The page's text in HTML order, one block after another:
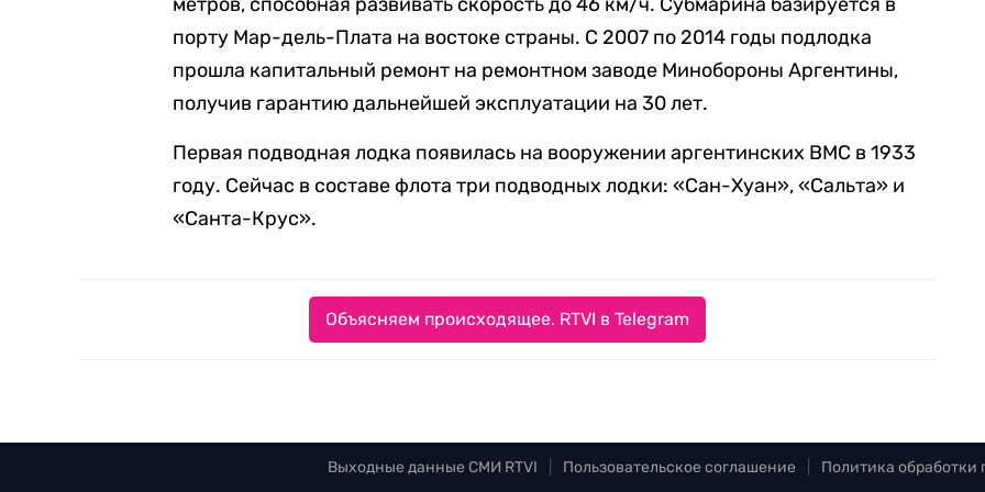
порту Мар-дель-Плата на востоке страны. С 2007 по 2014 годы подлодка
прошла капитальный ремонт на ремонтном заводе Минобороны Аргентины,
получив гарантию дальнейшей эксплуатации на 30 лет.
Первая подводная лодка появилась на вооружении аргентинских ВМС в 1933
году. Сейчас в составе флота три подводных лодки: «Сан-Хуан», «Сальта» и
«Санта-Крус».
Объясняем происходящее. RTVI в Telegram
Выходные данные СМИ RTVI Пользовательское соглашение Политика